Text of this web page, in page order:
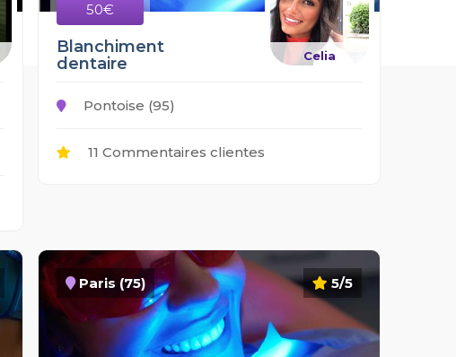
50€
Celia
Blanchiment
dentaire
Pontoise (95)
11 Commentaires clientes
5/5
Paris (75)